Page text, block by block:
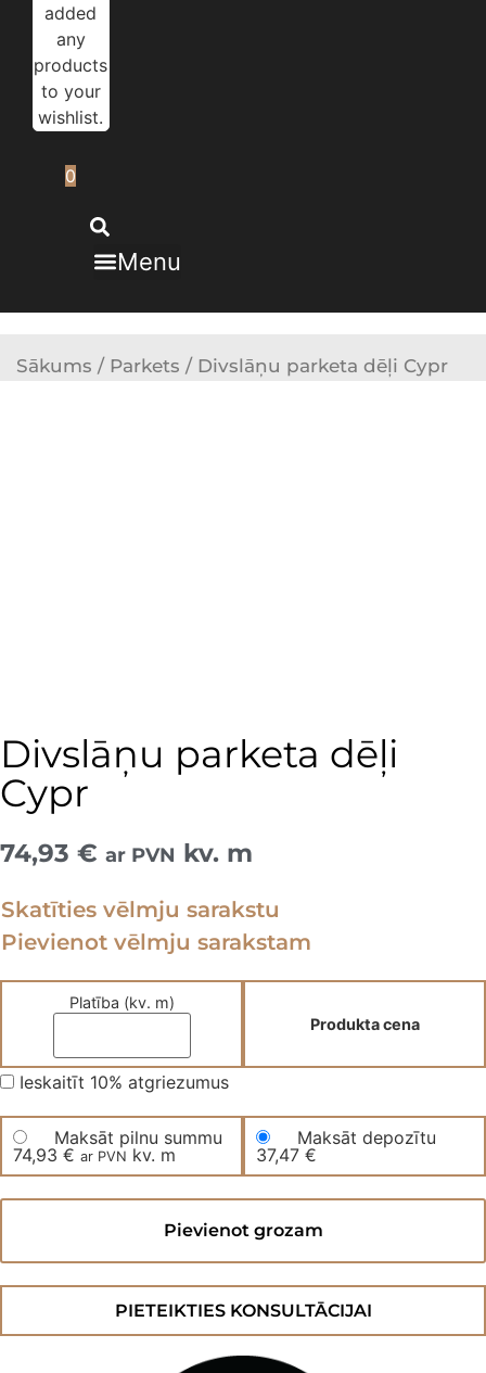
added
any
products
to your
wishlist.
0
Menu
Sākums / Parkets / Divslāņu parketa dēļi Cypr
Divslāņu parketa dēļi
Cypr
74,93 € ar PVN kv. m
Skatīties vēlmju sarakstu
Pievienot vēlmju sarakstam
Platība (kv. m)
Produkta cena
Ieskaitīt 10% atgriezumus
Maksāt pilnu summu
74,93 € ar PVN kv. m
Maksāt depozītu
37,47 €
Divslāņu
Cypr
Pievienot grozam
PIETEIKTIES KONSULTĀCIJAI